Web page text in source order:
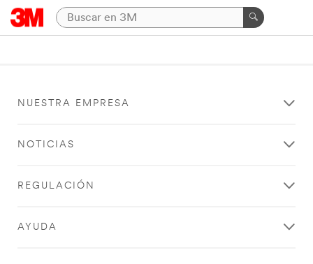
NUESTRA EMPRESA
NOTICIAS
REGULACIÓN
AYUDA